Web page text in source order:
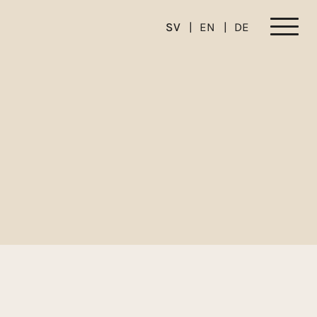
SV EN DE Menu